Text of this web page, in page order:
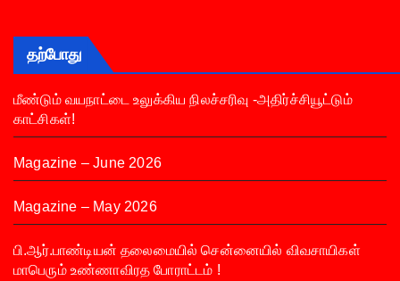
தற்போது
மீண்டும் வயநாட்டை உலுக்கிய நிலச்சரிவு -அதிர்ச்சியூட்டும்
காட்சிகள்!
Magazine – June 2026
Magazine – May 2026
பி.ஆர்.பாண்டியன் தலைமையில் சென்னையில் விவசாயிகள்
மாபெரும் உண்ணாவிரத போராட்டம் !